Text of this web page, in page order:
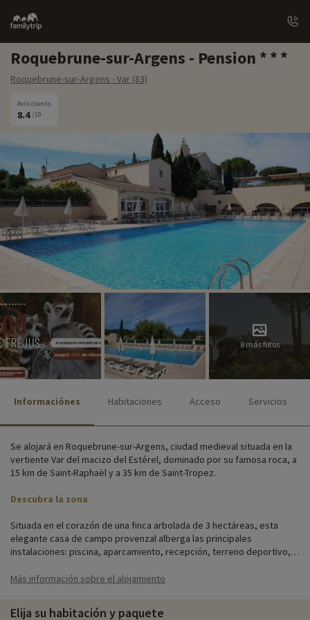
Family
trip
Roquebrune-sur-Argens - Pension
Roquebrune-sur-Argens - Var (83)
Avis clients
8.4 /10
8 más fotos
Informaciónes Habitaciones Acceso Servicios
Se alojará en Roquebrune-sur-Argens, ciudad medieval situada en la
vertiente Var del macizo del Estérel, dominado por su famosa roca, a
15 km de Saint-Raphaël y a 35 km de Saint-Tropez.
Descubra la zona
Situada en el corazón de una finca arbolada de 3 hectáreas, esta
elegante casa de campo provenzal alberga las principales
instalaciones: piscina, aparcamiento, recepción, terreno deportivo,
km de la playa, encaramado en la ciudad medieval de Roquebrune-
La ciudad de vacaciones ofrece villas de una sola planta con aire
Más información sobre el alojamiento
Elija su habitación y paquete